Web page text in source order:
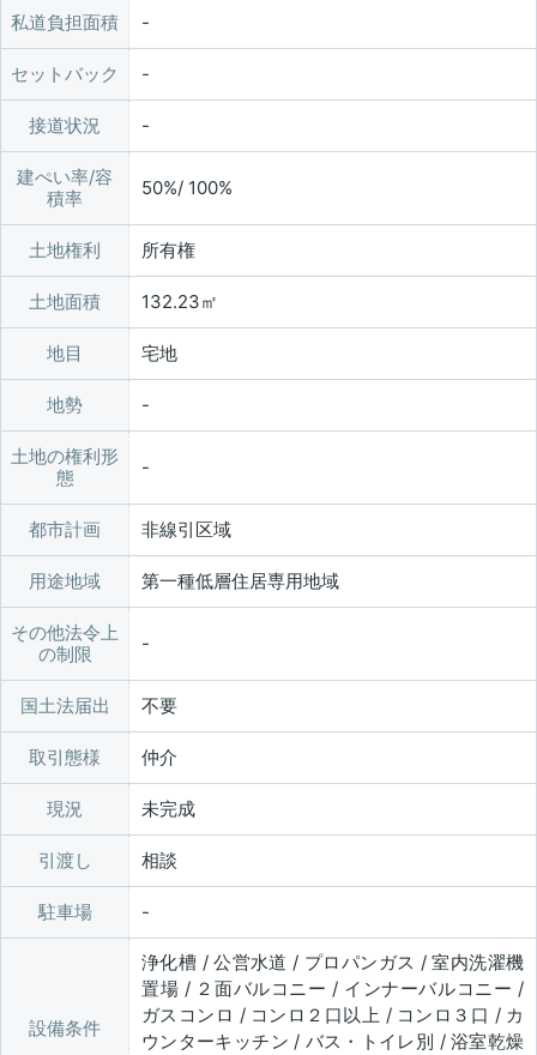
私道負担面積
セットバック
接道状況
建ぺい率/容
積率
50%/ 100%
土地権利 所有権
土地面積 132.23㎡
地目 宅地
地勢
土地の権利形
態
都市計画 非線引区域
用途地域 第一種低層住居専用地域
その他法令上
の制限
国土法届出 不要
取引態様 仲介
現況 未完成
引渡し 相談
駐車場
設備条件
浄化槽 / 公営水道 / プロパンガス / 室内洗濯機
置場 / ２面バルコニー / インナーバルコニー /
ガスコンロ / コンロ２口以上 / コンロ３口 / カ
ウンターキッチン / バス・トイレ別 / 浴室乾燥